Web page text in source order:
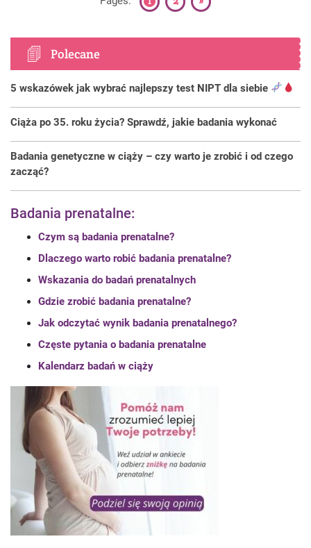
Polecane
5 wskazówek jak wybrać najlepszy test NIPT dla siebie
Ciąża po 35. roku życia? Sprawdź, jakie badania wykonać
Badania genetyczne w ciąży – czy warto je zrobić i od czego
zacząć?
Badania prenatalne:
Czym są badania prenatalne?
Dlaczego warto robić badania prenatalne?
Wskazania do badań prenatalnych
Gdzie zrobić badania prenatalne?
Jak odczytać wynik badania prenatalnego?
Częste pytania o badania prenatalne
Kalendarz badań w ciąży